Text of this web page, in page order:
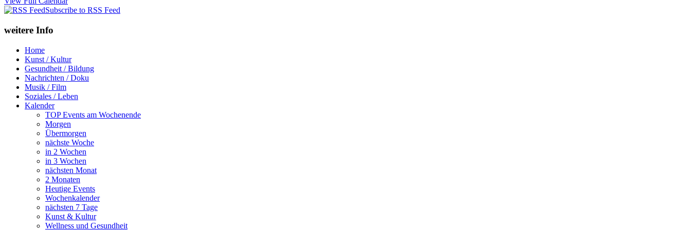
Subscribe to RSS Feed
weitere Info
Home
Kunst / Kultur
Gesundheit / Bildung
Nachrichten / Doku
Musik / Film
Soziales / Leben
Kalender
TOP Events am Wochenende
Morgen
Übermorgen
nächste Woche
in 2 Wochen
in 3 Wochen
nächsten Monat
2 Monaten
Heutige Events
Wochenkalender
nächsten 7 Tage
Kunst & Kultur
Wellness und Gesundheit